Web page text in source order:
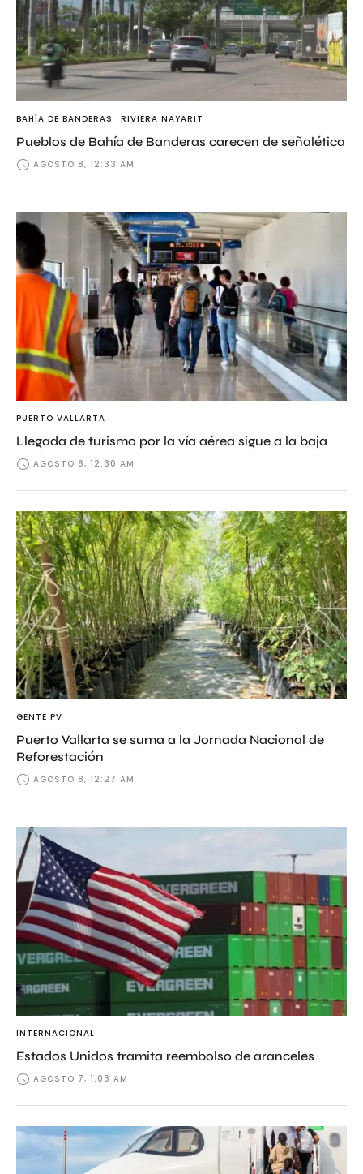
BAHÍA DE BANDERAS RIVIERA NAYARIT
Pueblos de Bahía de Banderas carecen de señalética
AGOSTO 8, 12:33 AM
PUERTO VALLARTA
Llegada de turismo por la vía aérea sigue a la baja
AGOSTO 8, 12:30 AM
GENTE PV
Puerto Vallarta se suma a la Jornada Nacional de
Reforestación
AGOSTO 8, 12:27 AM
INTERNACIONAL
Estados Unidos tramita reembolso de aranceles
AGOSTO 7, 1:03 AM